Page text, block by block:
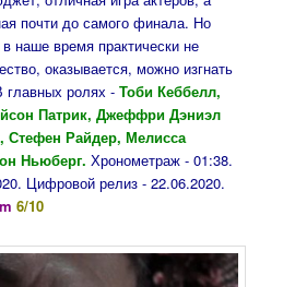
почти до самого финала. Но
наше время практически не
оказывается, можно изгнать
главных ролях -Тоби Кеббелл,
Патрик, Джеффри Дэниэл
Стефен Райдер, Мелисса
Ньюберг. Хронометраж - 01:38.
Цифровой релиз - 22.06.2020.
6/10